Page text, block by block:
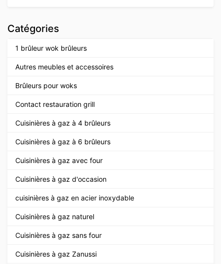
Catégories
1 brûleur wok brûleurs
Autres meubles et accessoires
Brûleurs pour woks
Contact restauration grill
Cuisinières à gaz à 4 brûleurs
Cuisinières à gaz à 6 brûleurs
Cuisinières à gaz avec four
Cuisinières à gaz d'occasion
cuisinières à gaz en acier inoxydable
Cuisinières à gaz naturel
Cuisinières à gaz sans four
Cuisinières à gaz Zanussi